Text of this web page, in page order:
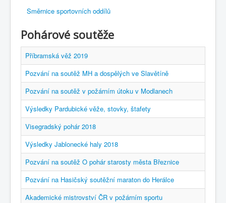
Směrnice sportovních oddílů
Pohárové soutěže
Příbramská věž 2019
Pozvání na soutěž MH a dospělých ve Slavětíně
Pozvání na soutěž v požárním útoku v Modlanech
Výsledky Pardubické věže, stovky, štafety
Visegradský pohár 2018
Výsledky Jablonecké haly 2018
Pozvání na soutěž O pohár starosty města Březnice
Pozvání na Hasičský soutěžní maraton do Herálce
Akademické mistrovství ČR v požárním sportu